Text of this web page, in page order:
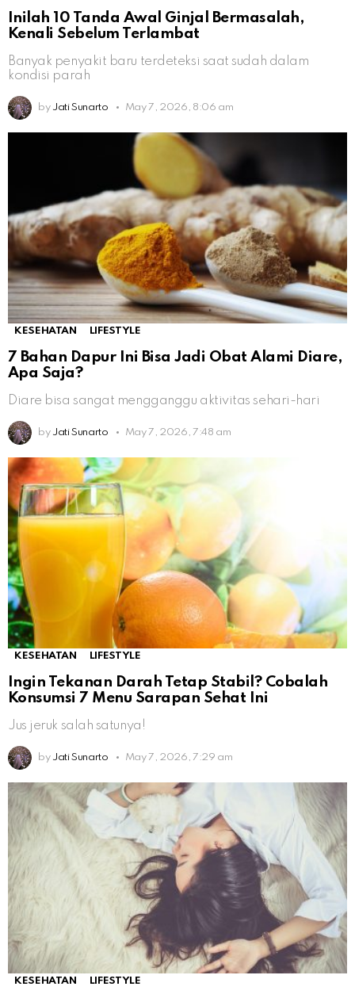
Inilah 10 Tanda Awal Ginjal Bermasalah,
Kenali Sebelum Terlambat
Banyak penyakit baru terdeteksi saat sudah dalam
kondisi parah
by Jati Sunarto May 7, 2026, 8:06 am
KESEHATAN LIFESTYLE
7 Bahan Dapur Ini Bisa Jadi Obat Alami Diare,
Apa Saja?
Diare bisa sangat mengganggu aktivitas sehari-hari
by Jati Sunarto May 7, 2026, 7:48 am
KESEHATAN LIFESTYLE
Ingin Tekanan Darah Tetap Stabil? Cobalah
Konsumsi 7 Menu Sarapan Sehat Ini
Jus jeruk salah satunya!
by Jati Sunarto May 7, 2026, 7:29 am
KESEHATAN LIFESTYLE